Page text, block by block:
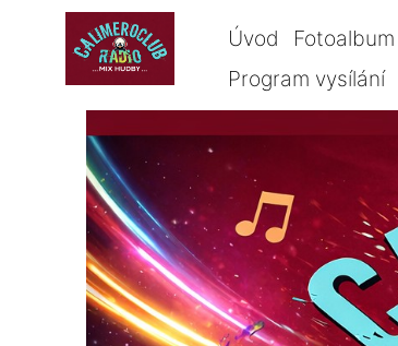
Úvod Fotoalbum
Program vysílání